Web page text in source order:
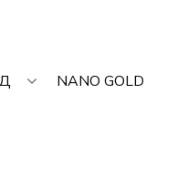
NANO GOLD